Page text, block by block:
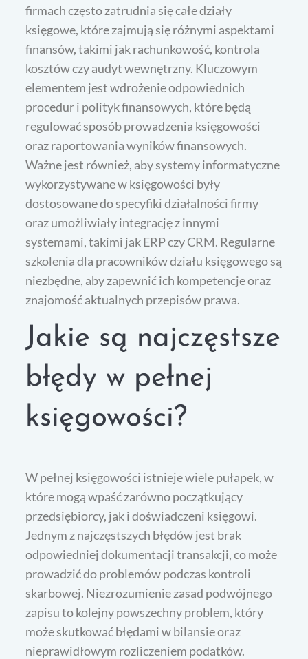
firmach często zatrudnia się całe działy
księgowe, które zajmują się różnymi aspektami
finansów, takimi jak rachunkowość, kontrola
kosztów czy audyt wewnętrzny. Kluczowym
elementem jest wdrożenie odpowiednich
procedur i polityk finansowych, które będą
regulować sposób prowadzenia księgowości
oraz raportowania wyników finansowych.
Ważne jest również, aby systemy informatyczne
wykorzystywane w księgowości były
dostosowane do specyfiki działalności firmy
oraz umożliwiały integrację z innymi
systemami, takimi jak ERP czy CRM. Regularne
szkolenia dla pracowników działu księgowego są
niezbędne, aby zapewnić ich kompetencje oraz
znajomość aktualnych przepisów prawa.
Jakie są najczęstsze
błędy w pełnej
księgowości?
W pełnej księgowości istnieje wiele pułapek, w
które mogą wpaść zarówno początkujący
przedsiębiorcy, jak i doświadczeni księgowi.
Jednym z najczęstszych błędów jest brak
odpowiedniej dokumentacji transakcji, co może
prowadzić do problemów podczas kontroli
skarbowej. Niezrozumienie zasad podwójnego
zapisu to kolejny powszechny problem, który
może skutkować błędami w bilansie oraz
nieprawidłowym rozliczeniem podatków.